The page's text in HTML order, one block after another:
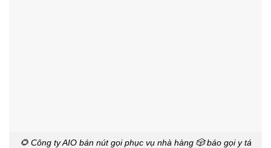
🌻 Công ty AIO bán nút gọi phục vụ nhà hàng 🎲 báo gọi y tá